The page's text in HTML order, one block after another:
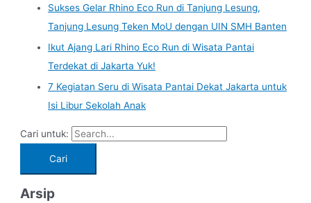
Sukses Gelar Rhino Eco Run di Tanjung Lesung,
Tanjung Lesung Teken MoU dengan UIN SMH Banten
Ikut Ajang Lari Rhino Eco Run di Wisata Pantai
Terdekat di Jakarta Yuk!
7 Kegiatan Seru di Wisata Pantai Dekat Jakarta untuk
Isi Libur Sekolah Anak
Cari untuk:
Arsip